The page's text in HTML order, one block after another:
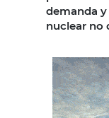
demanda
nuclear no